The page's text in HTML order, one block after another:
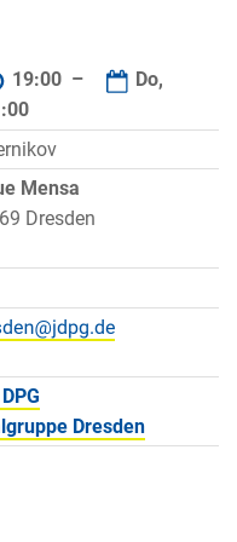
19:00 –
Do,
Mensa
Dresden
Dresden